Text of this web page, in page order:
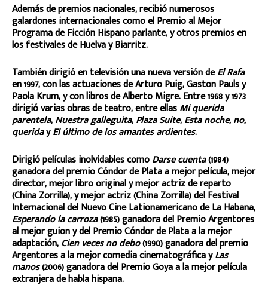
Además de premios nacionales, recibió numerosos
galardones internacionales como el Premio al Mejor
Programa de Ficción Hispano parlante, y otros premios en
los festivales de Huelva y Biarritz.
También dirigió en televisión una nueva versión deEl Rafa
en 1997, con las actuaciones de Arturo Puig, Gaston Pauls y
Paola Krum, y con libros de Alberto Migre. Entre 1968 y 1973
dirigió varias obras de teatro, entre ellasMi querida
parentela,Nuestra galleguita,Plaza Suite,Esta noche, no,
queridayEl último de los amantes ardientes.
Dirigió películas inolvidables comoDarse cuenta(1984)
ganadora del premio Cóndor de Plata a mejor película, mejor
director, mejor libro original y mejor actriz de reparto
(China Zorrilla), y mejor actriz (China Zorrilla) del Festival
Internacional del Nuevo Cine Lationamericano de La Habana,
Esperando la carroza(1985) ganadora del Premio Argentores
al mejor guion y del Premio Cóndor de Plata a la mejor
adaptación,Cien veces no debo(1990) ganadora del premio
Argentores a la mejor comedia cinematográfica yLas
manos(2006) ganadora del Premio Goya a la mejor película
extranjera de habla hispana.